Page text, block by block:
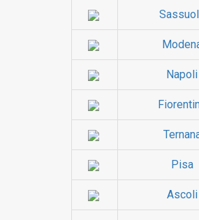
Napoli
Pisa
Ascoli